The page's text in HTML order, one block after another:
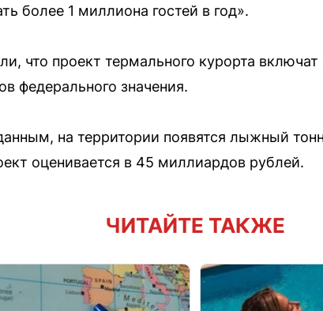
более 1 миллиона гостей в год».
что проект термального курорта
федерального значения.
на территории появятся лыжный
оценивается в 45 миллиардов рублей.
ЧИТАЙТЕ ТАКЖЕ